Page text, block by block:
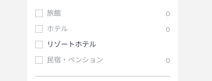
旅館
0
ホテル
0
リゾートホテル
民宿・ペンション
0